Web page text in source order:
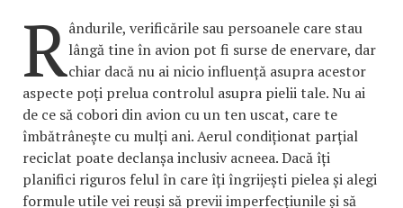
Rândurile, verificările sau persoanele care stau
lângă tine în avion pot fi surse de enervare, dar
chiar dacă nu ai nicio influență asupra acestor
aspecte poți prelua controlul asupra pielii tale. Nu ai
de ce să cobori din avion cu un ten uscat, care te
îmbătrânește cu mulți ani. Aerul condiționat parțial
reciclat poate declanșa inclusiv acneea. Dacă îți
planifici riguros felul în care îți îngrijești pielea și alegi
formule utile vei reuși să previi imperfecțiunile și să